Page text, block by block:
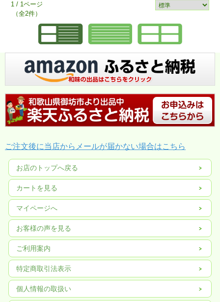
1 / 1ページ
（全2件）
ご注文後に当店からメールが届かない場合はこちら
お店のトップへ戻る
カートを見る
マイページへ
お客様の声を見る
ご利用案内
特定商取引法表示
個人情報の取扱い